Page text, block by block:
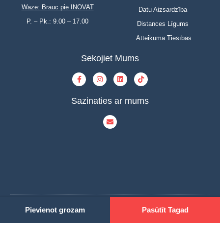
Pievienot grozam Pasūtīt Tagad
Waze: Brauc pie INOVAT
P. – Pk.: 9.00 – 17.00
Datu Aizsardzība
Distances Līgums
Atteikuma Tiesības
Sekojiet Mums
Sazinaties ar mums
© Copyright 2023 | INOVAT | All Rights Reserved | Powered by INOVAT